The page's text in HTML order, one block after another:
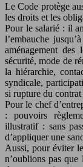
Le Code protège
les droits et les
Pour le salarié : il
l’embauche
aménagement
sécurité, mode de
la hiérarchie,
syndicale,
si rupture du
Pour le chef
: pouvoirs
illustratif : sans
d’appliquer une
Aussi, pour éviter
n’oublions pas